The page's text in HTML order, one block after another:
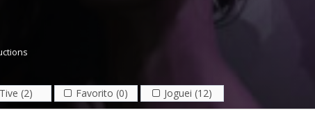
Tive (2) Favorito (0) Joguei (12)